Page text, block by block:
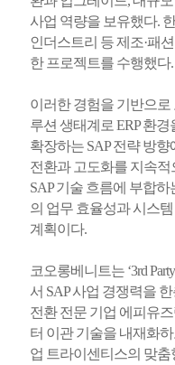
사업 역량을 보유했다.
인더스트리 등 제조·패
한 프로젝트를 수행했다.
이러한 경험을 기반으
루션 생태계로 ERP 환
확장하는 SAP 전략 방
전환과 고도화를 지속
SAP 기술 흐름에 부합
의 업무 효율성과 시스
계획이다.
코오롱베니트는 ‘3rd
서 SAP 사업 경쟁력을
전환 전문 기업 에피유
터 이관 기술을 내재화
업 트라이센티스의 맞